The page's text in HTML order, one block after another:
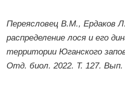
Переясловец В.М., Ердаков
распределение лося и его
территории Юганского
Отд. биол. 2022. Т. 127.